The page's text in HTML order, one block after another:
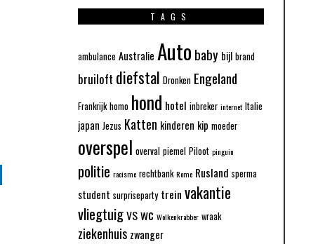
TAGS
ambulance Australie Auto baby bijl brand
bruiloft diefstal Dronken Engeland
Frankrijk homo hond hotel inbreker internet Italie
japan Jezus Katten kinderen kip moeder
overspel overval piemel Piloot pinguin
politie racisme rechtbank Rome Rusland sperma
student surpriseparty trein vakantie
vliegtuigVSwc Wolkenkrabber wraak
ziekenhuis zwanger